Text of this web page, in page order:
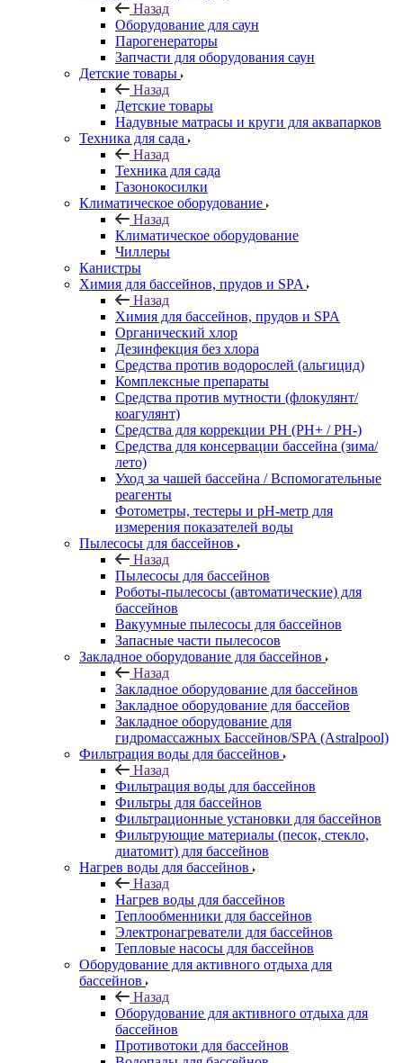
Назад
Оборудование для саун
Парогенераторы
Запчасти для оборудования саун
Детские товары
Назад
Детские товары
Надувные матрасы и круги для аквапарков
Техника для сада
Назад
Техника для сада
Газонокосилки
Климатическое оборудование
Назад
Климатическое оборудование
Чиллеры
Канистры
Химия для бассейнов, прудов и SPA
Назад
Химия для бассейнов, прудов и SPA
Органический хлор
Дезинфекция без хлора
Средства против водорослей (альгицид)
Комплексные препараты
Средства против мутности (флокулянт/
коагулянт)
Средства для коррекции PH (PH+ / PH-)
Средства для консервации бассейна (зима/
лето)
Уход за чашей бассейна / Вспомогательные
реагенты
Фотометры, тестеры и рН-метр для
измерения показателей воды
Пылесосы для бассейнов
Назад
Пылесосы для бассейнов
Роботы-пылесосы (автоматические) для
бассейнов
Вакуумные пылесосы для бассейнов
Запасные части пылесосов
Закладное оборудование для бассейнов
Назад
Закладное оборудование для бассейнов
Закладное оборудование для бассейов
Закладное оборудование для
гидромассажных Бассейнов/SPA (Astralpool)
Фильтрация воды для бассейнов
Назад
Фильтрация воды для бассейнов
Фильтры для бассейнов
Фильтрационные установки для бассейнов
Фильтрующие материалы (песок, стекло,
диатомит) для бассейнов
Нагрев воды для бассейнов
Назад
Нагрев воды для бассейнов
Теплообменники для бассейнов
Электронагреватели для бассейнов
Тепловые насосы для бассейнов
Оборудование для активного отдыха для
бассейнов
Назад
Оборудование для активного отдыха для
бассейнов
Противотоки для бассейнов